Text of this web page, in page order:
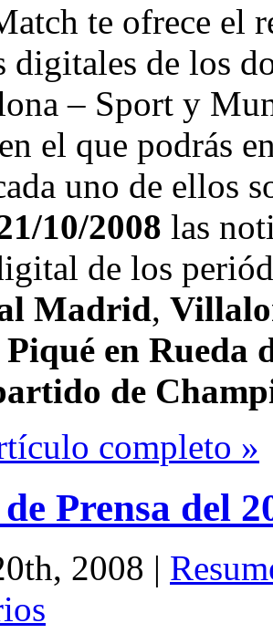
te ofrece el
digitales de los
– Sport y
el que podrás
uno de ellos
10/2008 las
de los
Madrid,
Piqué en Rueda
de
completo »
Prensa del
2008 |